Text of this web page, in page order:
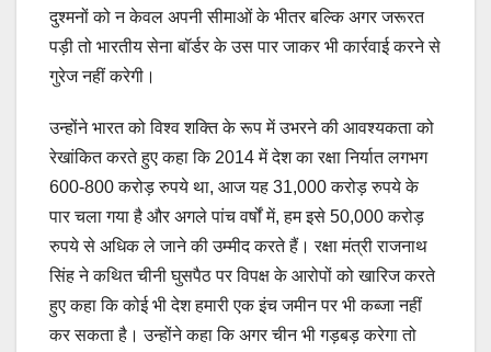
दुश्मनों को न केवल अपनी सीमाओं के भीतर बल्कि अगर जरूरत
पड़ी तो भारतीय सेना बॉर्डर के उस पार जाकर भी कार्रवाई करने से
गुरेज नहीं करेगी।
उन्होंने भारत को विश्व शक्ति के रूप में उभरने की आवश्यकता को
रेखांकित करते हुए कहा कि 2014 में देश का रक्षा निर्यात लगभग
600-800 करोड़ रुपये था, आज यह 31,000 करोड़ रुपये के
पार चला गया है और अगले पांच वर्षों में, हम इसे 50,000 करोड़
रुपये से अधिक ले जाने की उम्मीद करते हैं। रक्षा मंत्री राजनाथ
सिंह ने कथित चीनी घुसपैठ पर विपक्ष के आरोपों को खारिज करते
हुए कहा कि कोई भी देश हमारी एक इंच जमीन पर भी कब्जा नहीं
कर सकता है। उन्होंने कहा कि अगर चीन भी गड़बड़ करेगा तो